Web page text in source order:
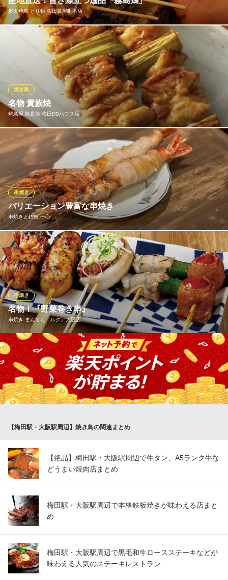
創業30年以上の鶏料理
阪急梅田駅 徒歩3分
大阪府大阪市北区角田町6-9
炭火焼鳥 とり銀 梅田茶屋町本店
宮崎県の豊かな自然の中、きれいな水と特製飼料、大地に放し飼
いにされ太陽を燦々と浴びて育つ「霧島鶏」。約80日の長期飼育
で、適度な歯ごたえと、しっとりとした上質感ある肉の旨味を両
立。深いコクのある味わいをお楽しみいただけます。とり銀で
は、厳選された雌鶏のみを産地直送でご提供。ぜひ一度お試しく
ださい。
炭火焼鳥 とり銀 梅田茶屋町本店
霧島鶏の美味しさ伝道師
阪急線大阪梅田駅茶屋町口 徒歩1分
大阪府大阪市北区芝田1-3-13 シバタビル1F
名物 貴族焼
焼鳥屋 鳥貴族 梅田DDハウス店
焼き鳥
一串に90gという大きさを誇る「名物 貴族焼」は鳥貴族のこだわ
り。 鳥貴族の圧倒的な人気No.1メニューです。 おいしくて大きな
焼鳥でお客様も満足していただけると信じています。
焼鳥屋 鳥貴族 梅田DDハウス店
焼鳥
阪急線梅田駅茶屋町口 徒歩3分
大阪府大阪市北区芝田1-8-1 D.D.HOUSE2F
バリエーション豊富な串焼き
串焼きと鉄板 一心
串焼き
じっくり焼き上げる串焼きは、どれもビールにマッチ！イチオシ
の「一心の親鶏ねぎま」をはじめ、砂ズリやこころ、つくねチー
ズなど、鶏メニューを多彩に用意。さらに、レタスや半熟たま
ご、エビを巻いたボリューム満点の「豚巻き」シリーズも大人気♪
1本ずつ丁寧に仕上げる串焼き。
串焼きと鉄板 一心
駅ビルで串焼きと鉄板
ＪＲ東西線北新地駅 徒歩2分
大阪府大阪市北区梅田1-1-3 大阪駅前第3ビルB2
名物！『野菜巻き串』
串焼き まんてん ルクア大阪店
串焼き
毎日一つ一つ手作業で、新鮮な野菜を「豚肉」で巻いておりま
す！炭火でじっくり焼き上げた野菜巻き串は、ボリューミーなの
にヘルシー！
※こちらは夜のみのこだわりです。
ＪＲ大阪駅 徒歩2分
【梅田駅・大阪駅周辺】焼き鳥の関連まとめ
【絶品】梅田駅・大阪駅周辺で牛タン、A5ランク牛な
どうまい焼肉店まとめ
梅田駅・大阪駅周辺で本格鉄板焼きが味わえる店まと
め
梅田駅・大阪駅周辺で黒毛和牛ロースステーキなどが
味わえる人気のステーキレストラン